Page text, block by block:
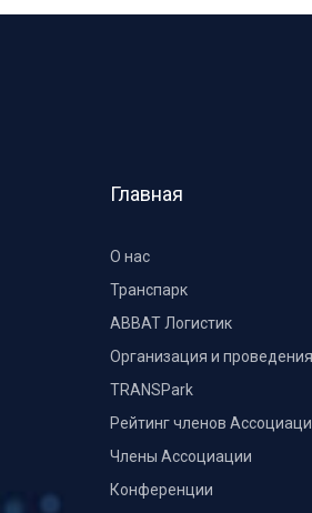
Главная
О нас
Транспарк
ABBAT Логистик
Организация и
TRANSPark
Рейтинг членов
Члены Ассоциации
Конференции